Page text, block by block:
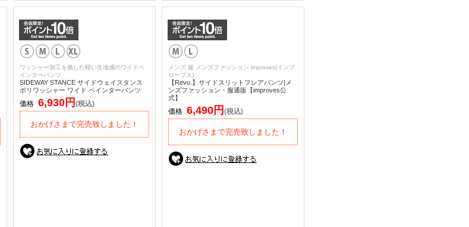
ワッシャー加工を施した軽い生地感のワイドペ
インターパンツ
SIDEWAY STANCE サイドウェイスタンス
ポリワッシャー ワイド ペインターパンツ
価格 6,930円 (税込)
おかげさまで完売致しました！
メンズ 服 メンズファッション improves(インプ
ローブス)
【Revo.】サイドスリットフレアパンツ|メ
ンズファッション・服通販【improves公
式】
価格 6,490円 (税込)
おかげさまで完売致しました！